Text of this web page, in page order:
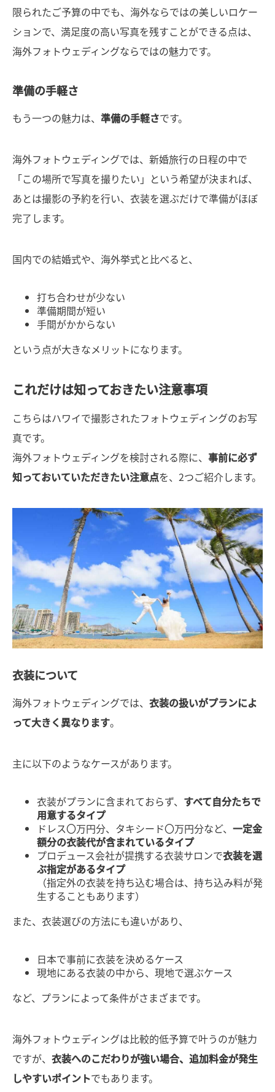
限られたご予算の中でも、海外ならではの美しいロケー
ションで、満足度の高い写真を残すことができる点は、
海外フォトウェディングならではの魅力です。
準備の手軽さ
もう一つの魅力は、 準備の手軽さです。
海外フォトウェディングでは、新婚旅行の日程の中で
「この場所で写真を撮りたい」という希望が決まれば、
あとは撮影の予約を行い、衣装を選ぶだけで準備がほぼ
完了します。
国内での結婚式や、海外挙式と比べると、
打ち合わせが少ない
準備期間が短い
手間がかからない
という点が大きなメリットになります。
これだけは知っておきたい注意事項
こちらはハワイで撮影されたフォトウェディングのお写
真です。
海外フォトウェディングを検討される際に、 事前に必ず
知っておいていただきたい注意点を、2つご紹介します。
衣装について
海外フォトウェディングでは、 衣装の扱いがプランによ
って大きく異なります。
主に以下のようなケースがあります。
衣装がプランに含まれておらず、 すべて自分たちで
用意するタイプ
ドレス〇万円分、タキシード〇万円分など、 一定金
額分の衣装代が含まれているタイプ
プロデュース会社が提携する衣装サロンで衣装を選
ぶ指定があるタイプ
（指定外の衣装を持ち込む場合は、持ち込み料が発
生することもあります）
また、衣装選びの方法にも違いがあり、
日本で事前に衣装を決めるケース
現地にある衣装の中から、現地で選ぶケース
など、プランによって条件がさまざまです。
海外フォトウェディングは比較的低予算で叶うのが魅力
ですが、 衣装へのこだわりが強い場合、追加料金が発生
しやすいポイントでもあります。